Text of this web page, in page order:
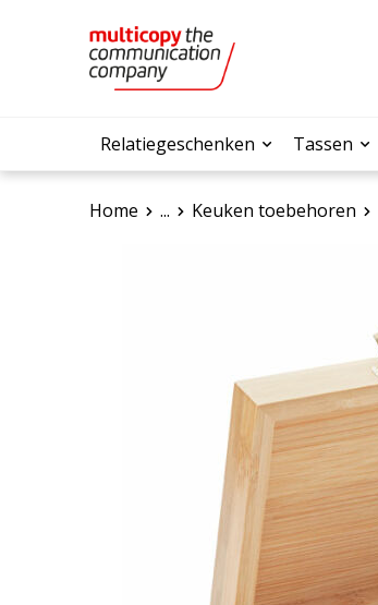
Relatiegeschenken Tassen
Home ... Keuken toebehoren